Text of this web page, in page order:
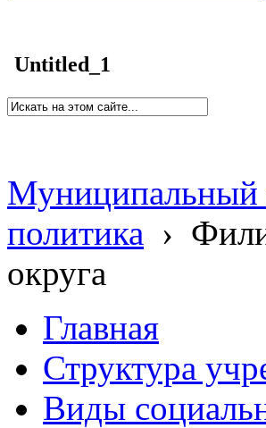
Untitled_1
Муниципальный
политика ›
округа
Главная
Структура
Виды